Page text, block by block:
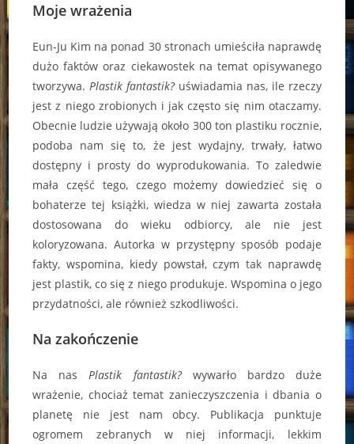
Moje wrażenia
Eun-Ju Kim na ponad 30 stronach umieściła naprawdę
dużo faktów oraz ciekawostek na temat opisywanego
tworzywa.Plastik fantastik?uświadamia nas, ile rzeczy
jest z niego zrobionych i jak często się nim otaczamy.
Obecnie ludzie używają około 300 ton plastiku rocznie,
podoba nam się to, że jest wydajny, trwały, łatwo
dostępny i prosty do wyprodukowania. To zaledwie
mała część tego, czego możemy dowiedzieć się o
bohaterze tej książki, wiedza w niej zawarta została
dostosowana do wieku odbiorcy, ale nie jest
koloryzowana. Autorka w przystępny sposób podaje
fakty, wspomina, kiedy powstał, czym tak naprawdę
jest plastik, co się z niego produkuje. Wspomina o jego
przydatności, ale również szkodliwości.
Na zakończenie
Na nasPlastik fantastik?wywarło bardzo duże
wrażenie, chociaż temat zanieczyszczenia i dbania o
planetę nie jest nam obcy. Publikacja punktuje
ogromem zebranych w niej informacji, lekkim